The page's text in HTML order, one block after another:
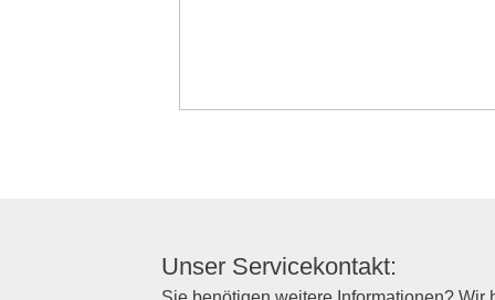
Unser Servicekontakt: